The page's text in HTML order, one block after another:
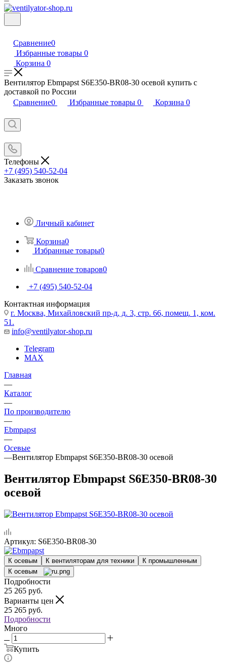
Сравнение0
Избранные товары 0
Корзина 0
Вентилятор Ebmpapst S6E350-BR08-30 осевой купить с
доставкой по России
Сравнение0 Избранные товары 0 Корзина 0
Телефоны
+7 (495) 540-52-04
Заказать звонок
Личный кабинет
Корзина0
Избранные товары0
Сравнение товаров0
+7 (495) 540-52-04
Контактная информация
г. Москва, Михайловский пр-д, д. 3, cтр. 66, помещ. 1, ком.
51.
info@ventilyator-shop.ru
Telegram
MAX
Главная
—
Каталог
—
По производителю
—
Ebmpapst
—
Осевые
—Вентилятор Ebmpapst S6E350-BR08-30 осевой
Вентилятор Ebmpapst S6E350-BR08-30
осевой
Артикул: S6E350-BR08-30
К осевым К вентиляторам для техники
К промышленным
К осевым
Подробности
25 265 руб.
Варианты цен
25 265 руб.
Подробности
Много
Купить